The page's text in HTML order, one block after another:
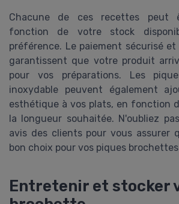
Chacune de ces recettes peut
fonction de votre stock
préférence. Le paiement sécurisé
garantissent que votre produit
pour vos préparations. Les
inoxydable peuvent également
esthétique à vos plats, en fonction
la longueur souhaitée. N'oubliez
avis des clients pour vous assurer
bon choix pour vos piques brochettes
Entretenir et stocker